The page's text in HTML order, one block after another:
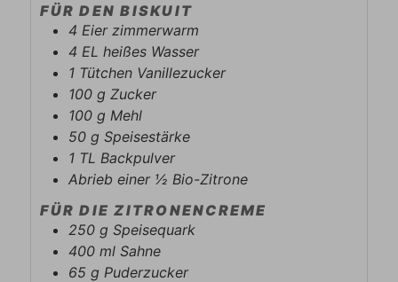
FÜR DEN BISKUIT
4 Eier zimmerwarm
4 EL heißes Wasser
1 Tütchen Vanillezucker
100 g Zucker
100 g Mehl
50 g Speisestärke
1 TL Backpulver
Abrieb einer ½ Bio-Zitrone
FÜR DIE ZITRONENCREME
250 g Speisequark
400 ml Sahne
65 g Puderzucker